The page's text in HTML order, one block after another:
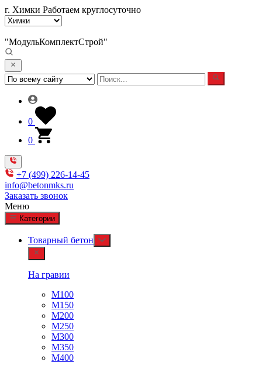
г. Химки Работаем круглосуточно
"МодульКомплектСтрой"
0
0
+7 (499) 226-14-45
info@betonmks.ru
Заказать звонок
Меню
Категории
Товарный бетон
На гравии
М100
М150
М200
М250
М300
М350
М400